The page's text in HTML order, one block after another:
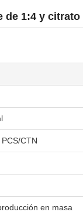
1:4 y citrato
CTN
en masa